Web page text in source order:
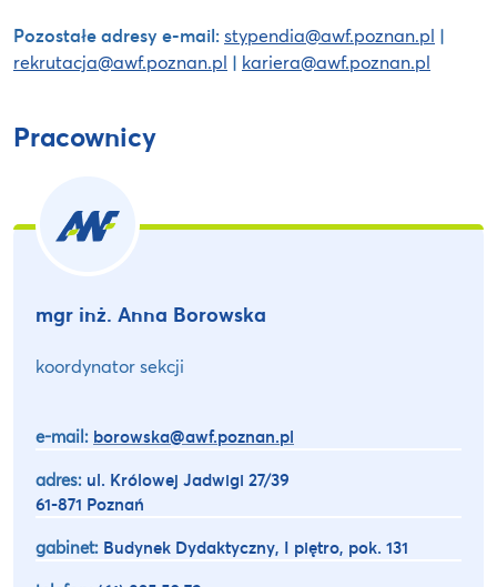
Pozostałe adresy e-mail:stypendia@awf.poznan.pl |
rekrutacja@awf.poznan.pl | kariera@awf.poznan.pl
Pracownicy
mgr inż. Anna Borowska
koordynator sekcji
e-mail: borowska@awf.poznan.pl
adres: ul. Królowej Jadwigi 27/39
61-871 Poznań
gabinet: Budynek Dydaktyczny, I piętro, pok. 131